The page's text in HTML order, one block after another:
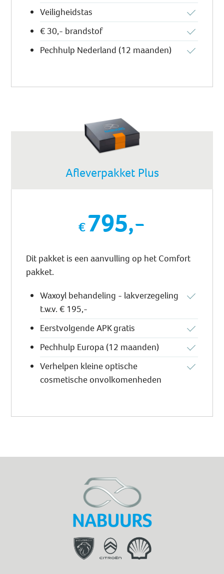
Veiligheidstas
€ 30,- brandstof
Pechhulp Nederland (12 maanden)
Afleverpakket Plus
795,-
Dit pakket is een aanvulling op het Comfort
pakket.
Waxoyl behandeling - lakverzegeling
t.w.v. € 195,-
Eerstvolgende APK gratis
Pechhulp Europa (12 maanden)
Verhelpen kleine optische
cosmetische onvolkomenheden